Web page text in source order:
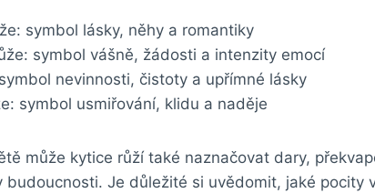
symbol lásky, něhy a romantiky
symbol vášně, žádosti a intenzity emocí
nevinnosti, čistoty a upřímné lásky
symbol usmiřování, klidu a naděje
může kytice růží také naznačovat dary,
budoucnosti. Je důležité si uvědomit, jaké pocity